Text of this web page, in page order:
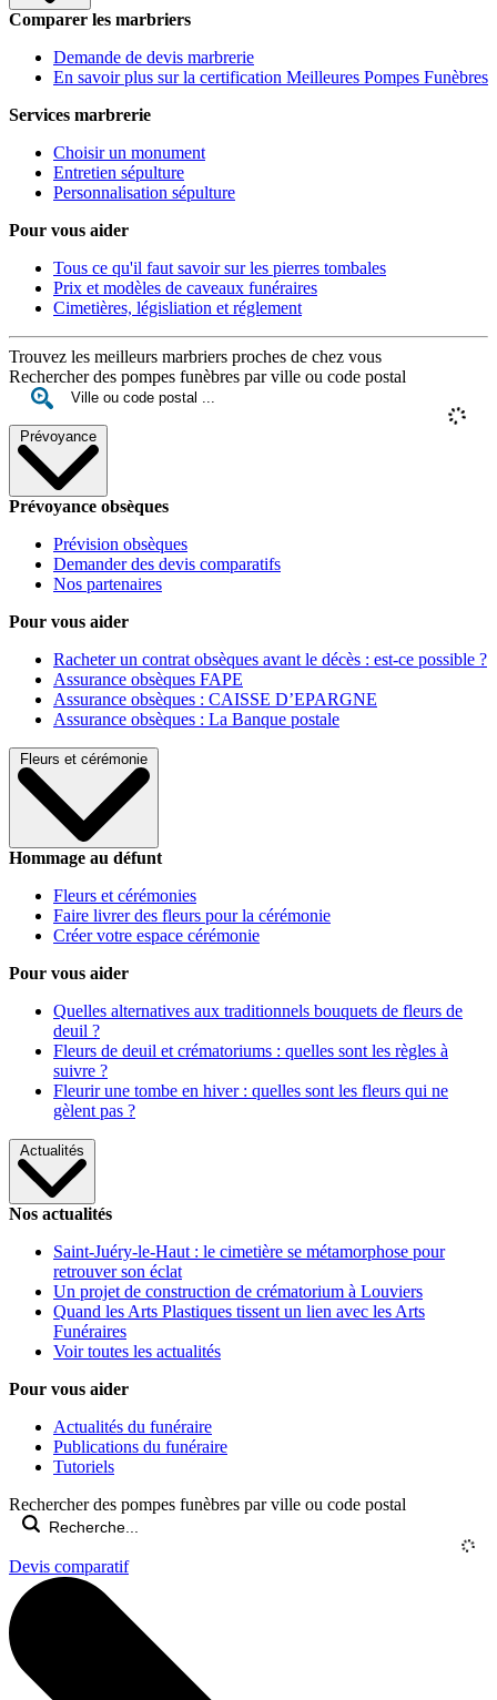
Comparer les marbriers
Demande de devis marbrerie
En savoir plus sur la certification Meilleures Pompes Funèbres
Services marbrerie
Choisir un monument
Entretien sépulture
Personnalisation sépulture
Pour vous aider
Tous ce qu'il faut savoir sur les pierres tombales
Prix et modèles de caveaux funéraires
Cimetières, législiation et réglement
Trouvez les meilleurs marbriers proches de chez vous
Rechercher des pompes funèbres par ville ou code postal
Prévoyance
Prévoyance obsèques
Prévision obsèques
Demander des devis comparatifs
Nos partenaires
Pour vous aider
Racheter un contrat obsèques avant le décès : est-ce possible ?
Assurance obsèques FAPE
Assurance obsèques : CAISSE D’EPARGNE
Assurance obsèques : La Banque postale
Fleurs et cérémonie
Hommage au défunt
Fleurs et cérémonies
Faire livrer des fleurs pour la cérémonie
Créer votre espace cérémonie
Pour vous aider
Quelles alternatives aux traditionnels bouquets de fleurs de
deuil ?
Fleurs de deuil et crématoriums : quelles sont les règles à
suivre ?
Fleurir une tombe en hiver : quelles sont les fleurs qui ne
gèlent pas ?
Actualités
Nos actualités
Saint-Juéry-le-Haut : le cimetière se métamorphose pour
retrouver son éclat
Un projet de construction de crématorium à Louviers
Quand les Arts Plastiques tissent un lien avec les Arts
Funéraires
Voir toutes les actualités
Pour vous aider
Actualités du funéraire
Publications du funéraire
Tutoriels
Rechercher des pompes funèbres par ville ou code postal
Devis comparatif